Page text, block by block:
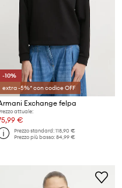
-10%
extra -5%* con codice OFF
Exchange felpa
attuale:
€
Prezzo standard:118,90 €
Prezzo più basso:84,99 €